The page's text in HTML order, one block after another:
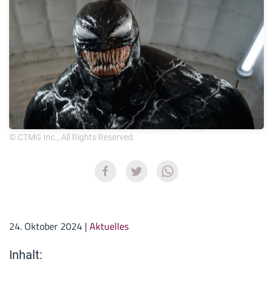
© CTMG Inc., All Rights Reserved.
24. Oktober 2024 | Aktuelles
Inhalt: